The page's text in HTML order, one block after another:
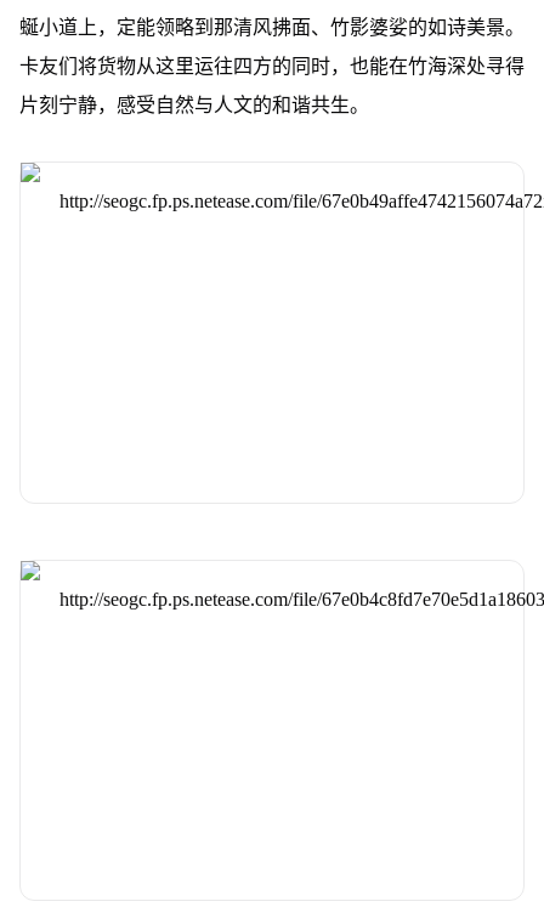
蜒小道上，定能领略到那清风拂面、竹影婆娑的如诗美景。
卡友们将货物从这里运往四方的同时，也能在竹海深处寻得
片刻宁静，感受自然与人文的和谐共生。